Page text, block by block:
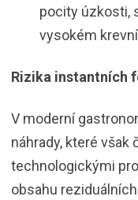
pocity úzkosti,
vysokém
Rizika instantních
V moderní
náhrady, které
technologickými
obsahu